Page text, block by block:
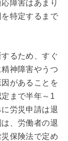
障害はあまり
特定するまで
るため、すぐ
神障害やうつ
があることを
まで半年～1
労災申請は退
、労働者の退
保険法で定め